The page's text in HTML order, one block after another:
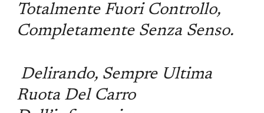
Totalmente Fuori Controllo,
Completamente Senza Senso.
Delirando, Sempre Ultima
Ruota Del Carro